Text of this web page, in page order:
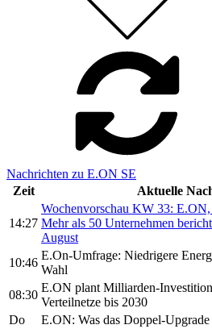
Nachrichten zu E.ON SE
Zeit
Aktuelle
14:27
Wochenvorschau KW 33:
Mehr als 50 Unternehmen
August
10:46
E.On-Umfrage: Niedrigere
Wahl
08:30
E.ON plant Milliarden-
Verteilnetze bis 2030
Do
E.ON: Was das Doppel-